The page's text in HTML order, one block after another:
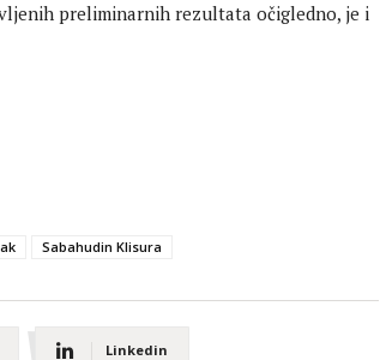
preliminarnih rezultata očigledno, je i
Sabahudin Klisura
Linkedin